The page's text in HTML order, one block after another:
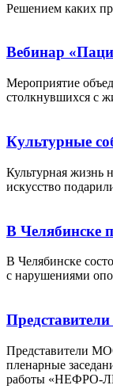
Решением каких
Вебинар
Мероприятие
столкнувшихся с
Культурные
Культурная жизнь
искусство
В Челябинске
В Челябинске
с нарушениями
Представители
пленарные
работы «НЕФРО-